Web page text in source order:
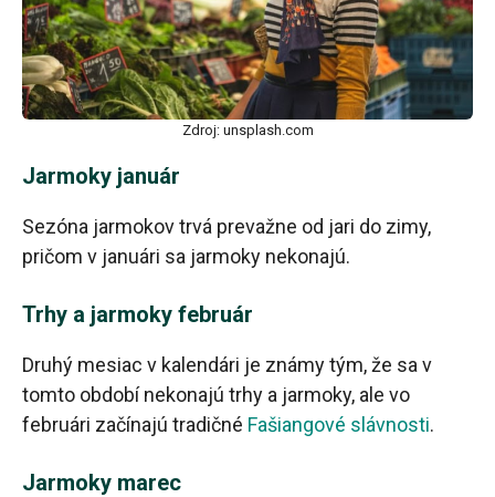
Zdroj: unsplash.com
Jarmoky január
Sezóna jarmokov trvá prevažne od jari do zimy,
pričom v januári sa jarmoky nekonajú.
Trhy a jarmoky február
Druhý mesiac v kalendári je známy tým, že sa v
tomto období nekonajú trhy a jarmoky, ale vo
februári začínajú tradičné Fašiangové slávnosti.
Jarmoky marec